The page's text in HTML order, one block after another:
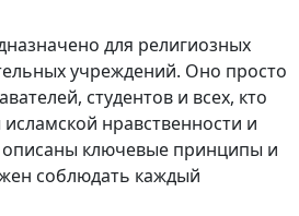
для религиозных
учреждений. Оно просто
студентов и всех, кто
нравственности и
описаны ключевые принципы и
соблюдать каждый